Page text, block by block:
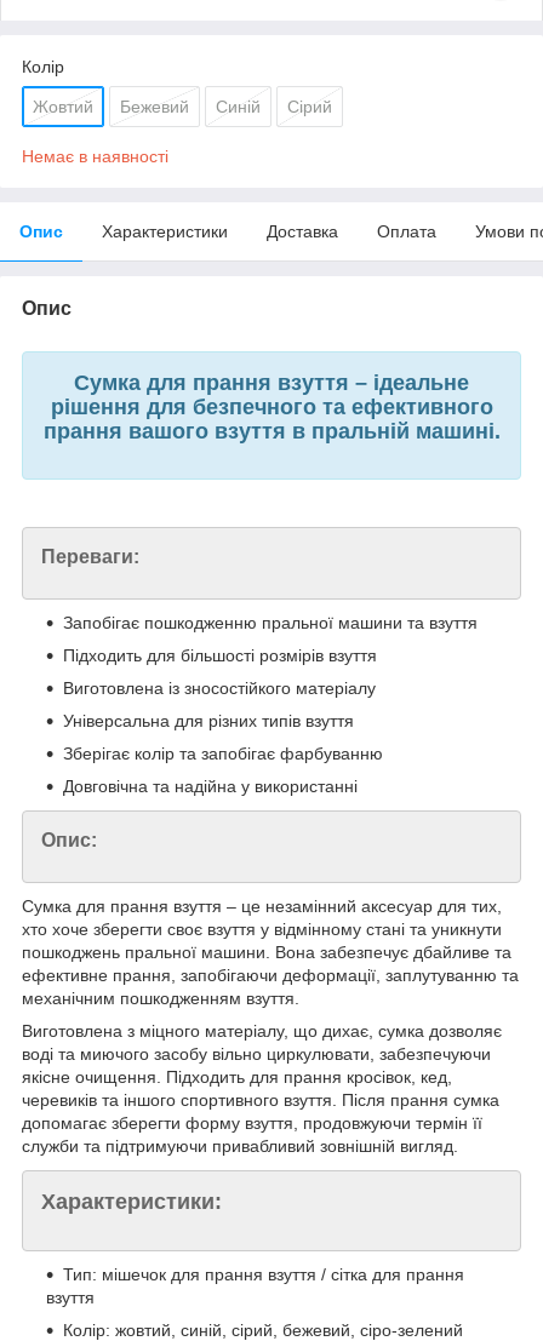
Колір
Жовтий Бежевий Синій Сірий
Немає в наявності
Опис Характеристики Доставка Оплата Умови
Опис
Сумка для прання взуття – ідеальне
рішення для безпечного та ефективного
прання вашого взуття в пральній машині.
Переваги:
Запобігає пошкодженню пральної машини та взуття
Підходить для більшості розмірів взуття
Виготовлена із зносостійкого матеріалу
Універсальна для різних типів взуття
Зберігає колір та запобігає фарбуванню
Довговічна та надійна у використанні
Опис:
Сумка для прання взуття – це незамінний аксесуар для тих,
хто хоче зберегти своє взуття у відмінному стані та уникнути
пошкоджень пральної машини. Вона забезпечує дбайливе та
ефективне прання, запобігаючи деформації, заплутуванню та
механічним пошкодженням взуття.
Виготовлена з міцного матеріалу, що дихає, сумка дозволяє
воді та миючого засобу вільно циркулювати, забезпечуючи
якісне очищення. Підходить для прання кросівок, кед,
черевиків та іншого спортивного взуття. Після прання сумка
допомагає зберегти форму взуття, продовжуючи термін її
служби та підтримуючи привабливий зовнішній вигляд.
Характеристики:
Тип: мішечок для прання взуття / сітка для прання
взуття
Колір: жовтий, синій, сірий, бежевий, сіро-зелений